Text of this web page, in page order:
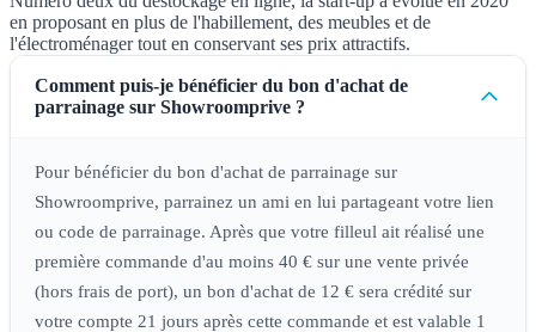
en proposant en plus de l'habillement, des meubles et de
l'électroménager tout en conservant ses prix attractifs.
Comment puis-je bénéficier du bon d'achat de
parrainage sur Showroomprive ?
Pour bénéficier du bon d'achat de parrainage sur
Showroomprive, parrainez un ami en lui partageant votre lien
ou code de parrainage. Après que votre filleul ait réalisé une
première commande d'au moins 40 € sur une vente privée
(hors frais de port), un bon d'achat de 12 € sera crédité sur
votre compte 21 jours après cette commande et est valable 1